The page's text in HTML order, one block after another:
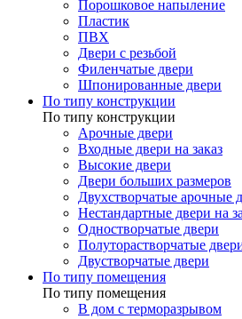
Порошковое напыление
Пластик
ПВХ
Двери с резьбой
Филенчатые двери
Шпонированные двери
По типу конструкции
По типу конструкции
Арочные двери
Входные двери на заказ
Высокие двери
Двери больших размеров
Двухстворчатые арочные
Нестандартные двери на
Одностворчатые двери
Полуторастворчатые
Двустворчатые двери
По типу помещения
По типу помещения
В дом с терморазрывом